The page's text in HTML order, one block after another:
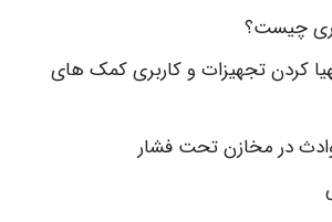
چیست؟
کردن تجهیزات و کاربری کمک های
در مخازن تحت فشار